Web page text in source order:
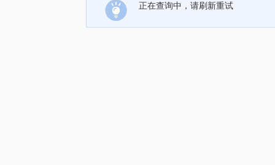
正在查询中，请刷新重试